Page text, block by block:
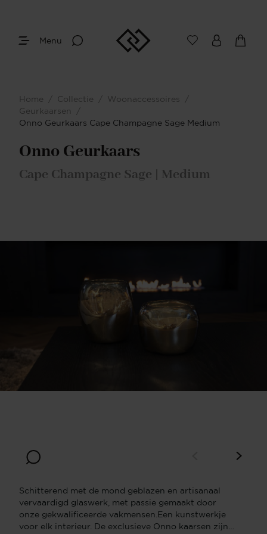
Menu
Home / Collectie / Woonaccessoires
/
Geurkaarsen
/
Onno Geurkaars Cape Champagne Sage Medium
Onno Geurkaars
Cape Champagne Sage | Medium
Schitterend met de mond geblazen en artisanaal
vervaardigd glaswerk, met passie gemaakt door
onze gekwalificeerde vakmensen.Een kunstwerkje
voor elk interieur. De exclusieve Onno kaarsen zijn